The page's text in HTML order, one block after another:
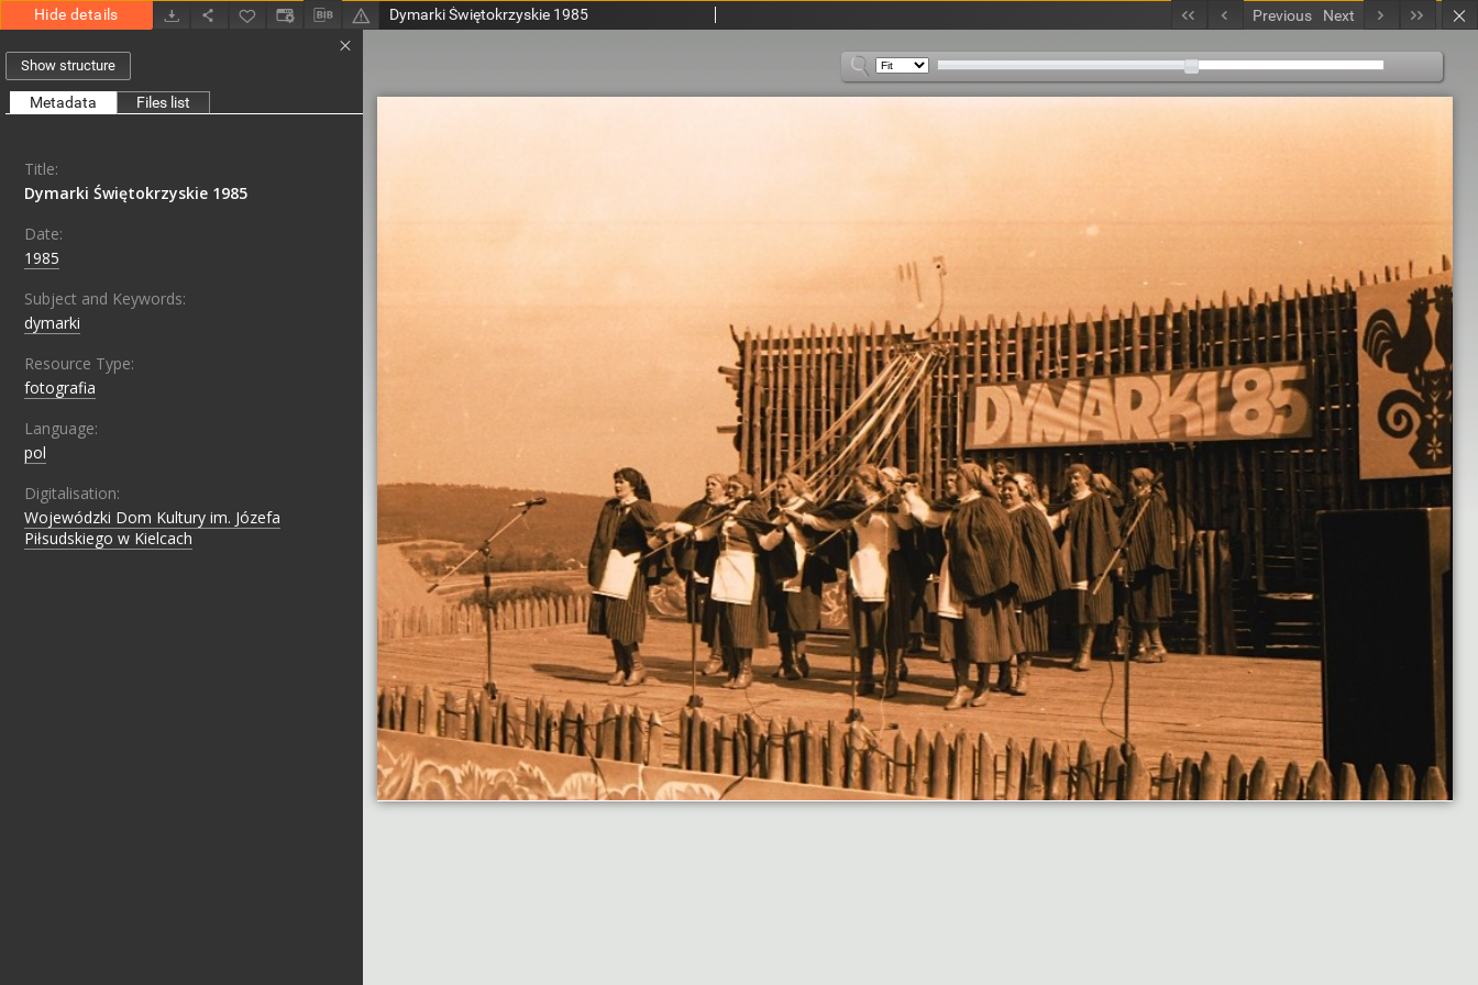
Hide details Dymarki Świętokrzyskie 1985 Previous Next
Show structure
Metadata Files list
Title:
Dymarki Świętokrzyskie 1985
Date:
1985
Subject and Keywords:
dymarki
Resource Type:
fotografia
Language:
pol
Digitalisation:
Wojewódzki Dom Kultury im. Józefa
Piłsudskiego w Kielcach